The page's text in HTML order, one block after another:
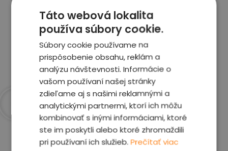
Celé auto z exteriéru aj interiéru nafotíme
vrátane závad a poškodení
Zobraziť report
Prečo sme najlepšia
voľba
Táto webová lokalita
používa súbory cookie.
Súbory cookie používame na
prispôsobenie obsahu, reklám a
analýzu návštevnosti. Informácie o
vašom používaní našej stránky
zdieľame aj s našimi reklamnými a
analytickými partnermi, ktorí ich môžu
kombinovať s inými informáciami, ktoré
ste im poskytli alebo ktoré zhromaždili
pri používaní ich služieb.Prečítať viac